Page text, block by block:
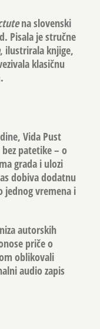
na slovenski
Pisala je stručne
, ilustrirala knjige,
klasičnu
Vida Pust
patetike – o
grada i ulozi
dobiva dodatnu
jednog vremena i
autorskih
priče o
oblikovali
audio zapis